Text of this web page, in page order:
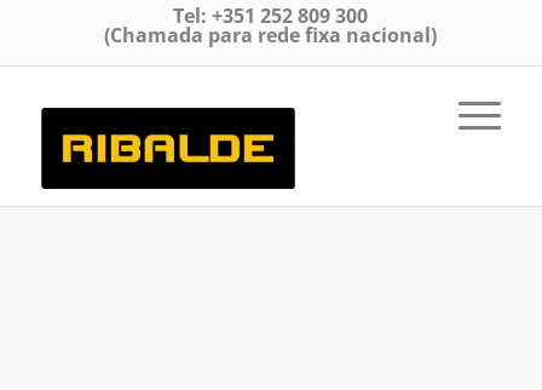
Tel: +351 252 809 300
(Chamada para rede fixa nacional)